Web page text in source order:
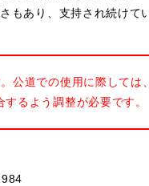
もあり、支持され続けて
公道での使用に際しては
るよう調整が必要です。